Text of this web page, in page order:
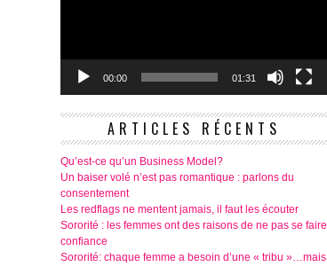
00:00 01:31
ARTICLES RÉCENTS
Qu’est-ce qu’un Business Model?
Un baiser volé n’est pas romantique : parlons du
consentement
Les redflags ne mentent jamais, il faut les écouter
Sororité : les femmes ont des raisons de ne pas se faire
confiance
Sororité: chaque femme a besoin d’une « tribu »…mais